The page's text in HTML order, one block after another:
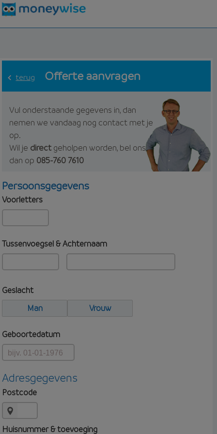
terug Offerte aanvragen
Vul onderstaande gegevens in, dan
nemen we vandaag nog contact met je
op.
Wil je directgeholpen worden, bel ons
dan op 085-760 7610
Persoonsgegevens
Voorletters
Tussenvoegsel & Achternaam
Geslacht
Man
Vrouw
Geboortedatum
Adresgegevens
Postcode
Huisnummer & toevoeging